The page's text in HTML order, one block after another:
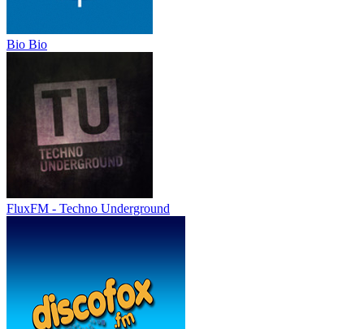
Bio Bio
FluxFM - Techno Underground